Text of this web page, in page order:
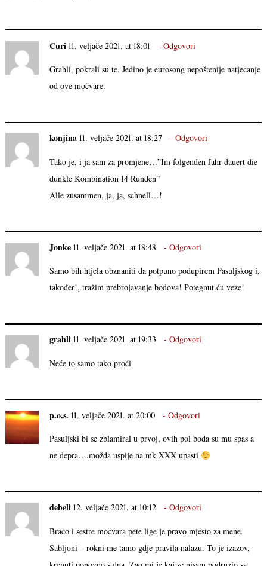
Curi 11. veljače 2021. at 18:01 Odgovori
Grahli, pokrali su te. Jedino je eurosong nepoštenije natjecanje
od ove močvare.
konjina 11. veljače 2021. at 18:27 Odgovori
Tako je, i ja sam za promjene…”Im folgenden Jahr dauert die
dunkle Kombination 14 Runden”
Alle zusammen, ja, ja, schnell…!
Jonke 11. veljače 2021. at 18:48 Odgovori
Samo bih htjela obznaniti da potpuno podupirem Pasuljskog i,
također!, tražim prebrojavanje bodova! Potegnut ću veze!
grahli 11. veljače 2021. at 19:33 Odgovori
Neće to samo tako proći
p.o.s. 11. veljače 2021. at 20:00 Odgovori
Pasuljski bi se zblamiral u prvoj, ovih pol boda su mu spas a
ne depra….možda uspije na mk XXX upasti
debeli 12. veljače 2021. at 10:12 Odgovori
Braco i sestre mocvara pete lige je pravo mjesto za mene.
Sabljoni – rokni me tamo gdje pravila nalazu. To je izazov,